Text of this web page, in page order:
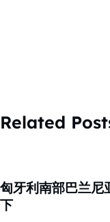
Related
匈牙利南部巴兰尼
下